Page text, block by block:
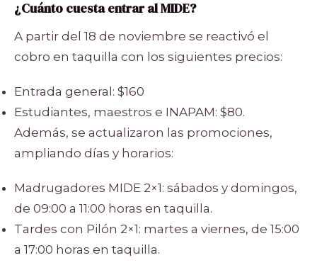
¿Cuánto cuesta entrar al MIDE?
A partir del 18 de noviembre se reactivó el
cobro en taquilla con los siguientes precios:
Entrada general: $160
Estudiantes, maestros e INAPAM: $80.
Además, se actualizaron las promociones,
ampliando días y horarios:
Madrugadores MIDE 2×1: sábados y domingos,
de 09:00 a 11:00 horas en taquilla.
Tardes con Pilón 2×1: martes a viernes, de 15:00
a 17:00 horas en taquilla.